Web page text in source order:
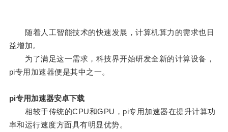
随着人工智能技术的快速发展，计算机算力的需求也日
益增加。
为了满足这一需求，科技界开始研发全新的计算设备，
pi专用加速器便是其中之一。
pi专用加速器安卓下载
相较于传统的CPU和GPU，pi专用加速器在提升计算功
率和运行速度方面具有明显优势。